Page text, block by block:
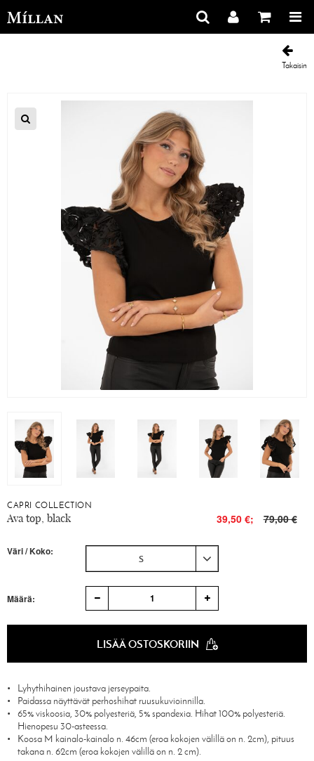
Takaisin
CAPRI COLLECTION
Ava top, black 39,50 €; 79,00 €
Väri / Koko:
S
Määrä: 1
LISÄÄ OSTOSKORIIN
Lyhythihainen joustava jerseypaita.
Paidassa näyttävät perhoshihat ruusukuvioinnilla.
65% viskoosia, 30% polyesteriä, 5% spandexia. Hihat 100% polyesteriä.
Hienopesu 30-asteessa.
Koosa M kainalo-kainalo n. 46cm (eroa kokojen välillä on n. 2cm), pituus
takana n. 62cm (eroa kokojen välillä on n. 2 cm).